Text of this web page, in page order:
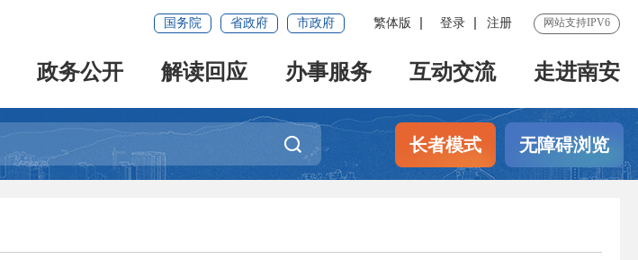
国务院 省政府 市政府 繁体版 登录 注册 网站支持IPV6
政务公开 解读回应 办事服务 互动交流 走进南安
长者模式 无障碍浏览